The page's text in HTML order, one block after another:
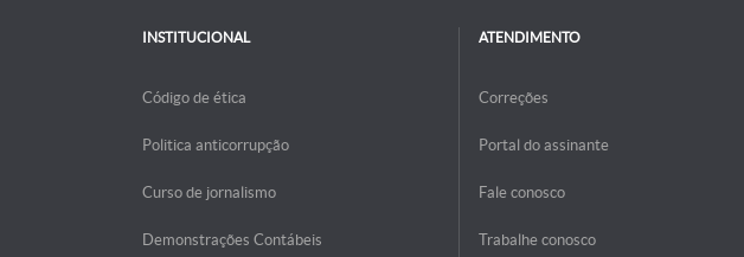
INSTITUCIONAL
Código de ética
Politica anticorrupção
Curso de jornalismo
Demonstrações Contábeis
ATENDIMENTO
Correções
Portal do assinante
Fale conosco
Trabalhe conosco